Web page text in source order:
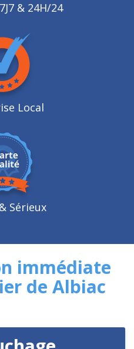
& 24H/24
Local
& Sérieux
immédiate
de Albiac